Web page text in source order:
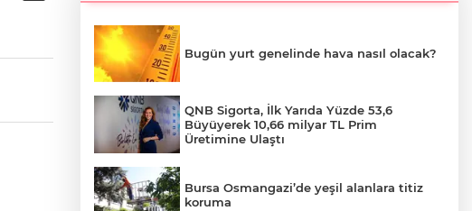
Bugün yurt genelinde hava nasıl olacak?
QNB Sigorta, İlk Yarıda Yüzde 53,6
Büyüyerek 10,66 milyar TL Prim
Üretimine Ulaştı
Bursa Osmangazi’de yeşil alanlara titiz
koruma